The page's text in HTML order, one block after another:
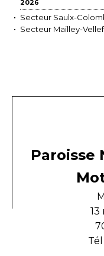
2026
Secteur Saulx-
Secteur Mailley-
Paroisse
13